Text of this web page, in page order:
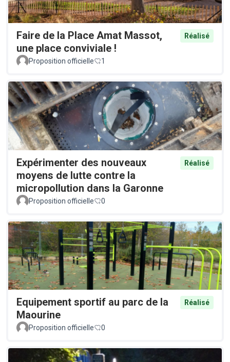
Faire de la Place Amat Massot,
une place conviviale !
Réalisé
Proposition officielle 1
Expérimenter des nouveaux
moyens de lutte contre la
micropollution dans la Garonne
Réalisé
Proposition officielle 0
Equipement sportif au parc de la
Maourine
Réalisé
Proposition officielle 0